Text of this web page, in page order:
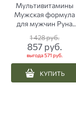
Мультивитамины
Мужская формула
для мужчин Руна
1 428 руб.
857 руб.
выгода571 руб.
КУПИТЬ